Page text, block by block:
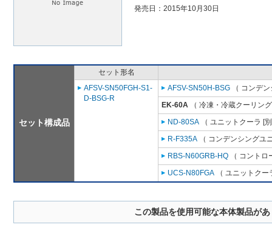
発売日：2015年10月30日
セット構成品
セット形名
AFSV-SN50FGH-S1-
D-BSG-R
AFSV-SN50H-BSG （ コンデ
EK-60A （ 冷凍・冷蔵クーリン
ND-80SA （ ユニットクーラ [
R-F335A （ コンデンシングユ
RBS-N60GRB-HQ （ コント
UCS-N80FGA （ ユニットク
この製品を使用可能な本体製品が